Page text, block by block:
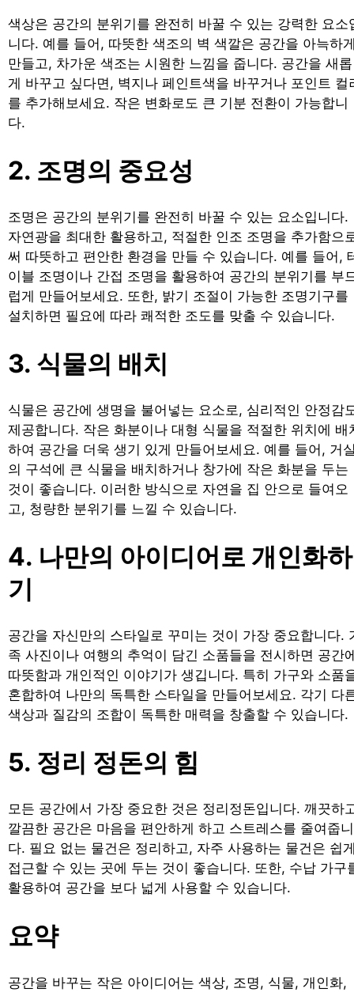
색상은 공간의 분위기를 완전히 바꿀 수 있는 강력한 요소
니다. 예를 들어, 따뜻한 색조의 벽 색깔은 공간을 아늑하
만들고, 차가운 색조는 시원한 느낌을 줍니다. 공간을 새롭
게 바꾸고 싶다면, 벽지나 페인트색을 바꾸거나 포인트 컬
를 추가해보세요. 작은 변화로도 큰 기분 전환이 가능합니
다.
2. 조명의 중요성
조명은 공간의 분위기를 완전히 바꿀 수 있는 요소입니다.
자연광을 최대한 활용하고, 적절한 인조 조명을 추가함으
써 따뜻하고 편안한 환경을 만들 수 있습니다. 예를 들어,
이블 조명이나 간접 조명을 활용하여 공간의 분위기를 부
럽게 만들어보세요. 또한, 밝기 조절이 가능한 조명기구를
설치하면 필요에 따라 쾌적한 조도를 맞출 수 있습니다.
3. 식물의 배치
식물은 공간에 생명을 불어넣는 요소로, 심리적인 안정감
제공합니다. 작은 화분이나 대형 식물을 적절한 위치에 배
하여 공간을 더욱 생기 있게 만들어보세요. 예를 들어, 거
의 구석에 큰 식물을 배치하거나 창가에 작은 화분을 두는
것이 좋습니다. 이러한 방식으로 자연을 집 안으로 들여오
고, 청량한 분위기를 느낄 수 있습니다.
4. 나만의 아이디어로 개인화하
기
공간을 자신만의 스타일로 꾸미는 것이 가장 중요합니다.
족 사진이나 여행의 추억이 담긴 소품들을 전시하면 공간
따뜻함과 개인적인 이야기가 생깁니다. 특히 가구와 소품
혼합하여 나만의 독특한 스타일을 만들어보세요. 각기 다
색상과 질감의 조합이 독특한 매력을 창출할 수 있습니다.
5. 정리 정돈의 힘
모든 공간에서 가장 중요한 것은 정리정돈입니다. 깨끗하
깔끔한 공간은 마음을 편안하게 하고 스트레스를 줄여줍니
다. 필요 없는 물건은 정리하고, 자주 사용하는 물건은 쉽
접근할 수 있는 곳에 두는 것이 좋습니다. 또한, 수납 가구
활용하여 공간을 보다 넓게 사용할 수 있습니다.
요약
공간을 바꾸는 작은 아이디어는 색상, 조명, 식물, 개인화,